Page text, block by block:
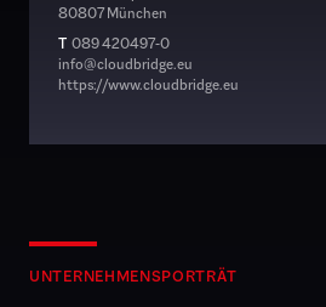
UNTERNEHMENSPORTRÄT
80807 München
T 089 420497-0
info@cloudbridge.eu
https://www.cloudbridge.eu